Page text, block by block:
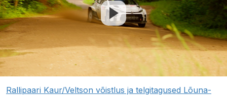
Rallipaari Kaur/Veltson võistlus ja telgitagused Lõuna-